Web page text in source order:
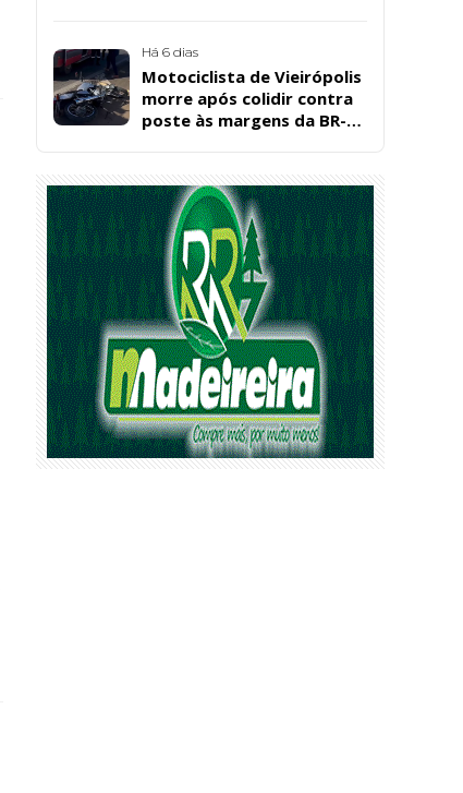
Há 6 dias
Motociclista de Vieirópolis
morre após colidir contra
poste às margens da BR-